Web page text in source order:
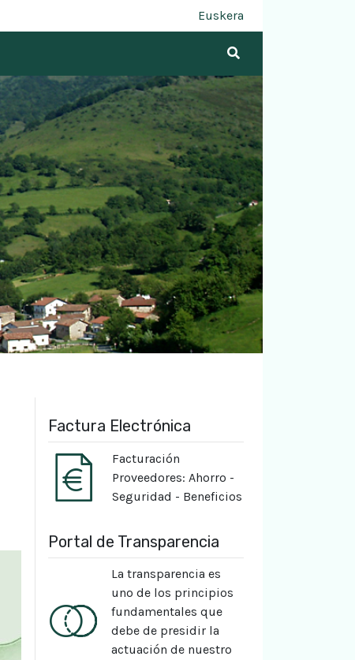
Euskera
Factura Electrónica
Facturación
Proveedores: Ahorro -
Seguridad - Beneficios
Portal de Transparencia
La transparencia es
uno de los principios
fundamentales que
debe de presidir la
actuación de nuestro